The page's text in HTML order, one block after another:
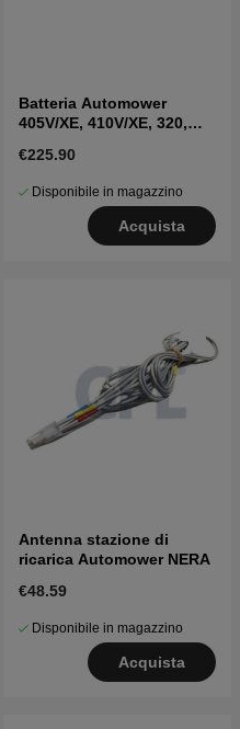
Batteria Automower
405V/XE, 410V/XE, 320,
€225.90
Disponibile in magazzino
Acquista
Antenna stazione di
ricarica Automower NERA
€48.59
Disponibile in magazzino
Acquista